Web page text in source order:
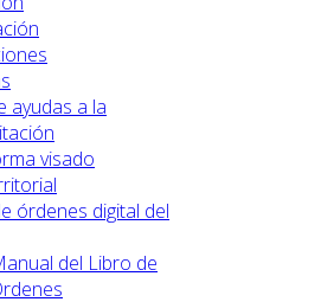
ayudas a la
visado
órdenes digital del
del Libro de